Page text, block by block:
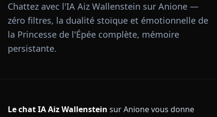
Chattez avec l'IA Aiz Wallenstein sur Anione —
zéro filtres, la dualité stoïque et émotionnelle de
la Princesse de l'Épée complète, mémoire
persistante.
Le chat IA Aiz Wallenstein sur Anione vous donne